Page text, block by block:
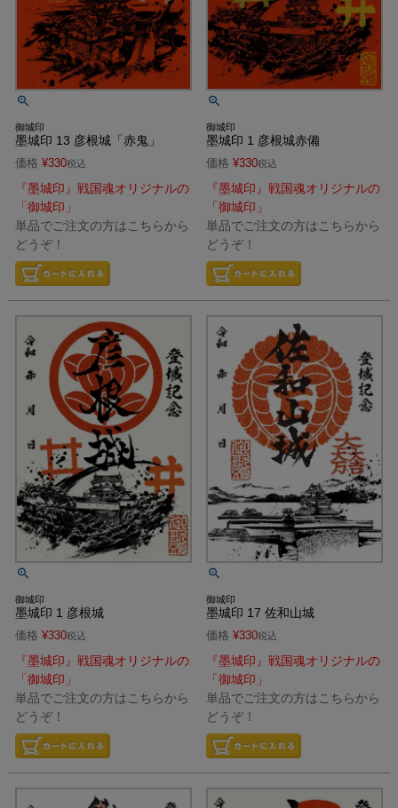
御城印
墨城印 13 彦根城「赤鬼」
価格 ¥330税込
『墨城印』戦国魂オリジナルの
「御城印」
単品でご注文の方はこちらから
どうぞ！
御城印
墨城印 1 彦根城赤備
価格 ¥330税込
『墨城印』戦国魂オリジナルの
「御城印」
単品でご注文の方はこちらから
どうぞ！
御城印
墨城印 1 彦根城
価格 ¥330税込
『墨城印』戦国魂オリジナルの
「御城印」
単品でご注文の方はこちらから
どうぞ！
御城印
墨城印 17 佐和山城
価格 ¥330税込
『墨城印』戦国魂オリジナルの
「御城印」
単品でご注文の方はこちらから
どうぞ！